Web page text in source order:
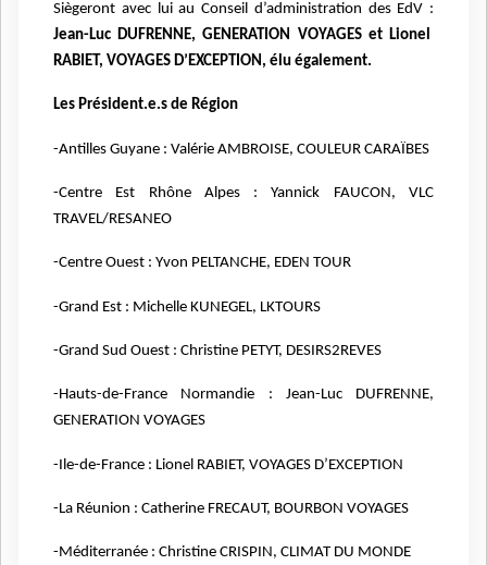
Siègeront avec lui au Conseil d’administration des EdV :
Jean-Luc DUFRENNE, GENERATION VOYAGES et Lionel
RABIET, VOYAGES D’EXCEPTION, élu également.
Les Président.e.s de Région
-Antilles Guyane : Valérie AMBROISE, COULEUR CARAÏBES
-Centre Est Rhône Alpes : Yannick FAUCON, VLC
TRAVEL/RESANEO
-Centre Ouest : Yvon PELTANCHE, EDEN TOUR
-Grand Est : Michelle KUNEGEL, LKTOURS
-Grand Sud Ouest : Christine PETYT, DESIRS2REVES
-Hauts-de-France Normandie : Jean-Luc DUFRENNE,
GENERATION VOYAGES
-Ile-de-France : Lionel RABIET, VOYAGES D’EXCEPTION
-La Réunion : Catherine FRECAUT, BOURBON VOYAGES
-Méditerranée : Christine CRISPIN, CLIMAT DU MONDE